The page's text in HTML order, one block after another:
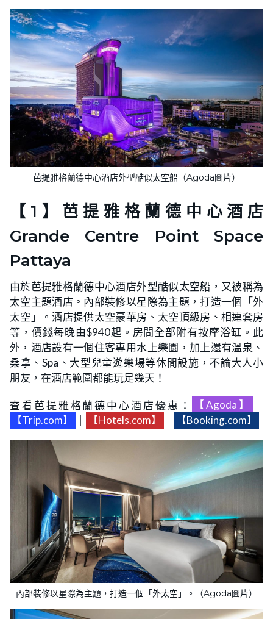
芭提雅格蘭德中心酒店外型酷似太空船（Agoda圖片）
【1】芭提雅格蘭德中心酒店
Grande Centre Point Space
Pattaya
由於芭提雅格蘭德中心酒店外型酷似太空船，又被稱為
太空主題酒店。內部裝修以星際為主題，打造一個「外
太空」。酒店提供太空豪華房、太空頂級房、相連套房
等，價錢每晚由$940起。房間全部附有按摩浴缸。此
外，酒店設有一個住客專用水上樂園，加上還有溫泉、
桑拿、Spa、大型兒童遊樂場等休閒設施，不論大人小
朋友，在酒店範圍都能玩足幾天！
查看芭提雅格蘭德中心酒店優惠： 【Agoda】
【Trip.com】
【Hotels.com】 【Booking.com】
內部裝修以星際為主題，打造一個「外太空」。（Agoda圖片）